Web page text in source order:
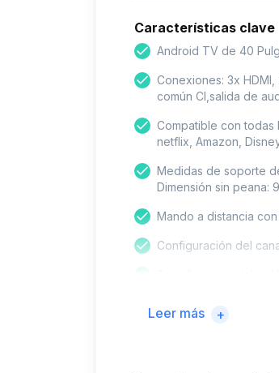
Características clave
Android TV de 40
Conexiones: 3x
común CI,salida de
Compatible con
netflix, Amazon,
Medidas de soporte
Dimensión sin peana:
Mando a distancia
Configuración del
Leer más +